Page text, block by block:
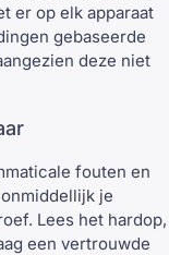
er op elk apparaat
gebaseerde
deze niet
fouten en
je
Lees het hardop,
een vertrouwde